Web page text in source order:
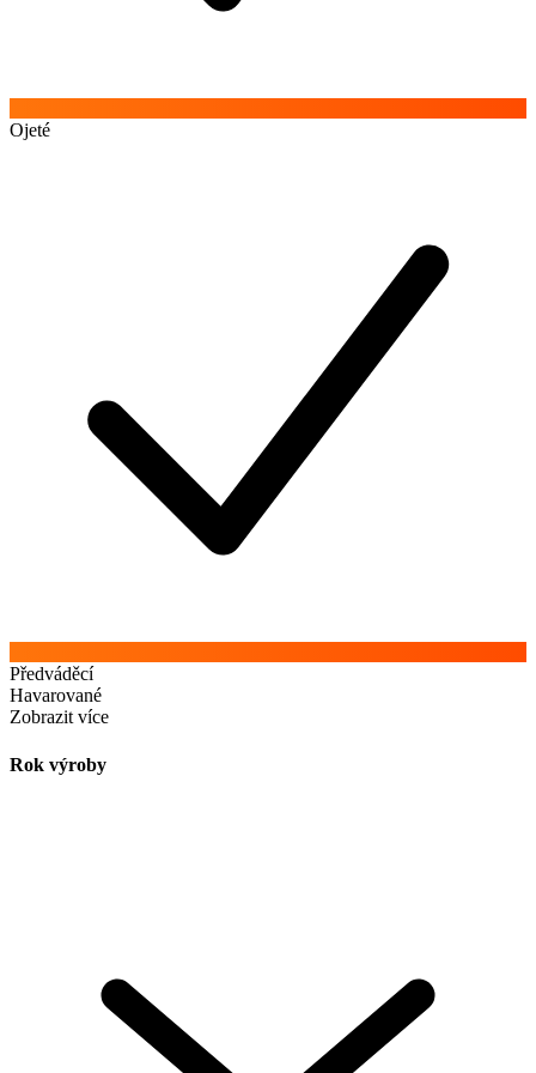
Ojeté
Předváděcí
Havarované
Zobrazit více
Rok výroby